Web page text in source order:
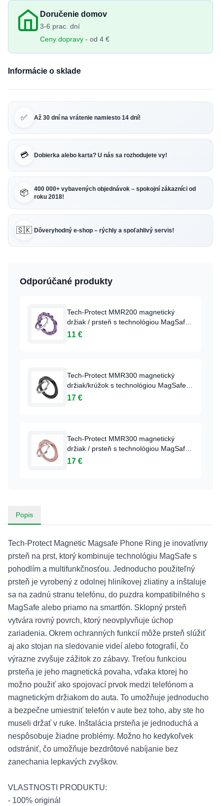
Doručenie domov
3-6 prac. dní
Ceny dopravy - od 4 €
Informácie o sklade
✅ Až 30 dní na vrátenie namiesto 14 dní!
💳 Dobierka alebo karta? U nás sa rozhodujete vy!
📦
400 000+ vybavených objednávok – spokojní zákazníci od
roku 2018!
🇸🇰 Dôveryhodný e-shop – rýchly a spoľahlivý servis!
Odporúčané produkty
Tech-Protect MMR200 magnetický
držiak / prsteň s technológiou MagSafe -
s fialovými kryštálmi
11 €
Tech-Protect MMR300 magnetický
držiak/krúžok s technológiou MagSafe -
čierny
17 €
Tech-Protect MMR300 magnetický
držiak / prsteň s technológiou MagSafe -
ružový
17 €
Popis
Tech-Protect Magnetic Magsafe Phone Ring je inovatívny
prsteň na prst, ktorý kombinuje technológiu MagSafe s
pohodlím a multifunkčnosťou. Jednoducho použiteľný
prsteň je vyrobený z odolnej hliníkovej zliatiny a inštaluje
sa na zadnú stranu telefónu, do puzdra kompatibilného s
MagSafe alebo priamo na smartfón. Sklopný prsteň
vytvára rovný povrch, ktorý neovplyvňuje úchop
zariadenia. Okrem ochranných funkcií môže prsteň slúžiť
aj ako stojan na sledovanie videí alebo fotografií, čo
výrazne zvyšuje zážitok zo zábavy. Treťou funkciou
prsteňa je jeho magnetická povaha, vďaka ktorej ho
možno použiť ako spojovací prvok medzi telefónom a
magnetickým držiakom do auta. To umožňuje jednoducho
a bezpečne umiestniť telefón v aute bez toho, aby ste ho
museli držať v ruke. Inštalácia prsteňa je jednoduchá a
nespôsobuje žiadne problémy. Možno ho kedykoľvek
odstrániť, čo umožňuje bezdrôtové nabíjanie bez
zanechania lepkavých zvyškov.
VLASTNOSTI PRODUKTU:
- 100% originál